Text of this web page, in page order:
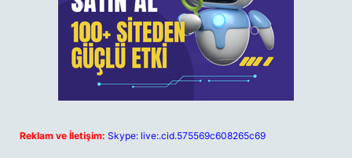
Reklam ve İletişim: Skype: live:.cid.575569c608265c69